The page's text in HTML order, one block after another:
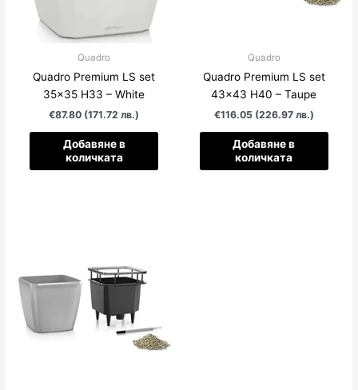
Quadro
Quadro Premium LS set
35×35 H33 – White
€87.80 (171.72 лв.)
Добавяне в
количката
Quadro
Quadro Premium LS set
43×43 H40 – Taupe
€116.05 (226.97 лв.)
Добавяне в
количката